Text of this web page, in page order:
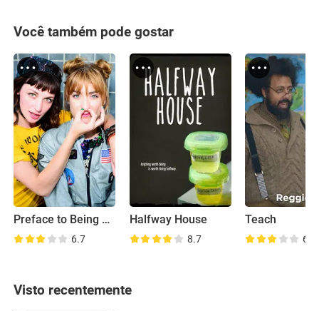
Você também pode gostar
Preface to Being Jaded
6.7
Halfway House
8.7
Teach
6.8
Visto recentemente